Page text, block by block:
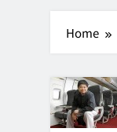
Home